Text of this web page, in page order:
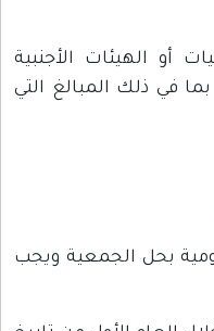
أو الهيئات الأجنبية
في ذلك المبالغ التي
بحل الجمعية ويجب